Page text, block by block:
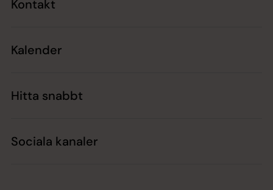
Kontakt
Kalender
Hitta snabbt
Sociala kanaler